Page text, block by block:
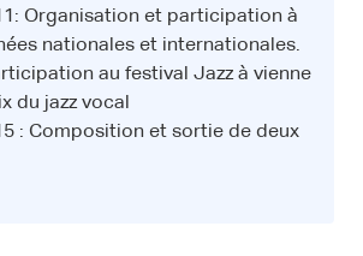
Organisation et participation à
nationales et internationales.
au festival Jazz à vienne
du jazz vocal
: Composition et sortie de deux